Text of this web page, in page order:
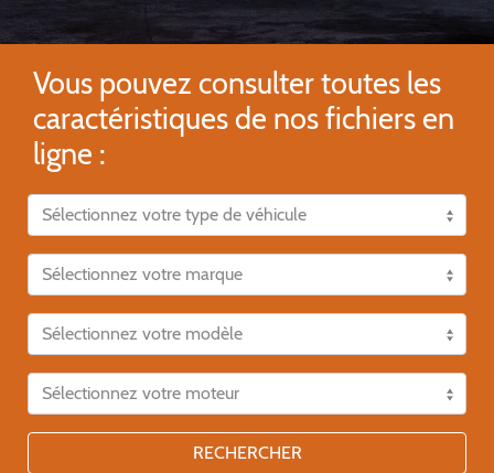
Vous pouvez consulter toutes les
caractéristiques de nos fichiers en
ligne :
RECHERCHER